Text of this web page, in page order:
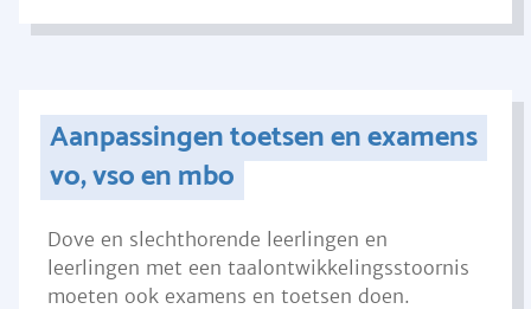
Aanpassingen toetsen en examens
vo, vso en mbo
Dove en slechthorende leerlingen en
leerlingen met een taalontwikkelingsstoornis
moeten ook examens en toetsen doen.